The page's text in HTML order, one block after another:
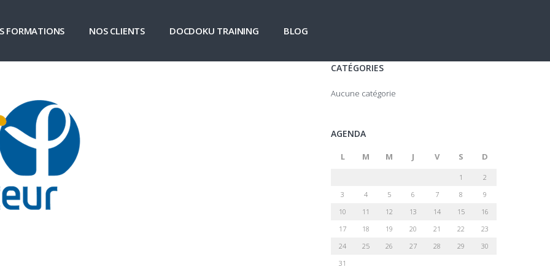
FORMATIONS NOS CLIENTS DOCDOKU TRAINING BLOG
CATÉGORIES
Aucune catégorie
AGENDA
L M M J V S D
1
2
3
4 5 6 7 8
9
10
11 12 13 14 15
16
17
18 19 20 21 22
23
24
25 26 27 28 29
30
31